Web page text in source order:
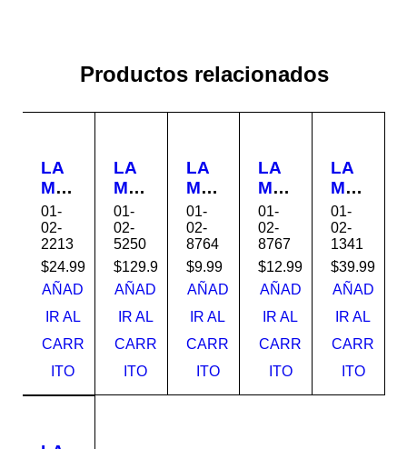
Productos relacionados
LA
MP
AR
A
DE
TE
CH
O
1L
E27
40
01-
02-
2213
$24.99
AÑAD
IR AL
CARR
ITO
LA
MP
AR
A
DE
EXT
ERI
OR
15
FO
CO
01-
02-
5250
$129.99
AÑAD
IR AL
CARR
ITO
LA
MP
AR
A
588
6-4
TE
CH
O
SA
NTI
01-
02-
8764
$9.99
AÑAD
IR AL
CARR
ITO
LA
MP
AR
A
DE
TE
CH
O
SA
NTI
N
01-
02-
8767
$12.99
AÑAD
IR AL
CARR
ITO
LA
MP
AR
A
DE
TE
CH
O
E27
*1L
40
01-
02-
1341
$39.99
AÑAD
IR AL
CARR
ITO